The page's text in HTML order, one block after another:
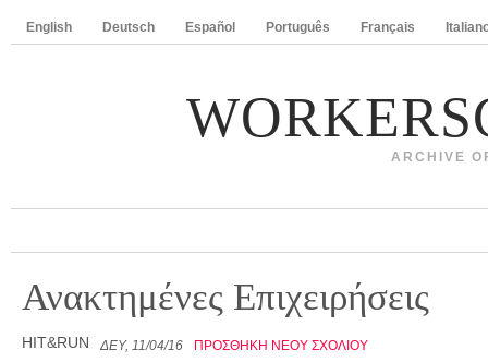
English Deutsch Español Português Français
ARCHIVE
Ανακτημένες Επιχειρήσεις
HIT&RUN ΔΕΥ, 11/04/16 ΠΡΟΣΘΉΚΗ ΝΈΟΥ ΣΧΟΛΊΟΥ